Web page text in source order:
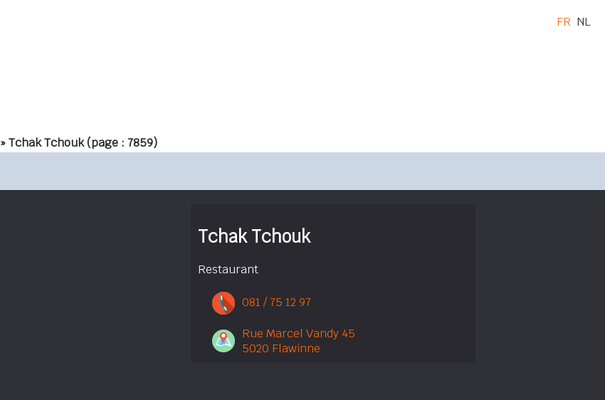
» Tchak Tchouk(page : 7859)
FR NL
Tchak Tchouk
Restaurant
081 / 75 12 97
Rue Marcel Vandy 45
5020 Flawinne